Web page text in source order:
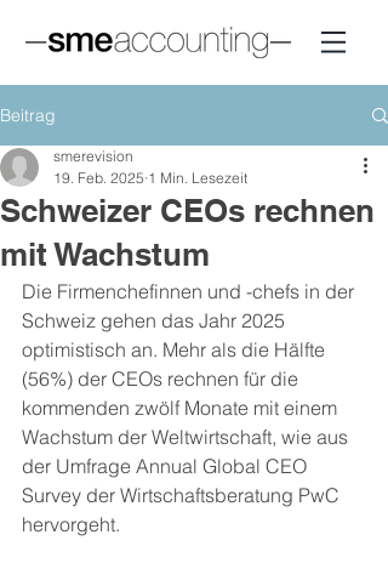
Beitrag
Schweizer CEOs rechnen
mit Wachstum
smerevision
19. Feb. 2025 1 Min. Lesezeit
Die Firmenchefinnen und -chefs in der
Schweiz gehen das Jahr 2025
optimistisch an. Mehr als die Hälfte
(56%) der CEOs rechnen für die
kommenden zwölf Monate mit einem
Wachstum der Weltwirtschaft, wie aus
der Umfrage Annual Global CEO
Survey der Wirtschaftsberatung PwC
hervorgeht.